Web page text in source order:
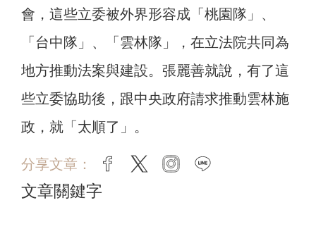
會，這些立委被外界形容成「桃園隊」、
「台中隊」、「雲林隊」，在立法院共同為
地方推動法案與建設。張麗善就說，有了這
些立委協助後，跟中央政府請求推動雲林施
政，就「太順了」。
分享文章： facebook
twitter instagram
文章關鍵字